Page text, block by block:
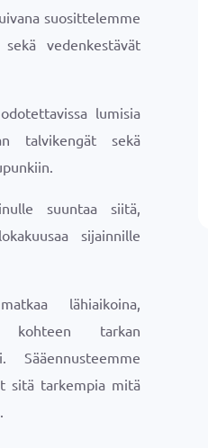
suosittelemme
vedenkestävät
lumisia
talvikengät sekä
suuntaa siitä,
sijainnille
lähiaikoina,
kohteen tarkan
Sääennusteemme
sitä tarkempia mitä